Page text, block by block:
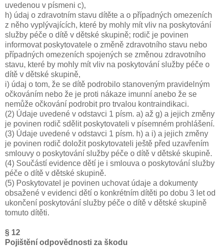
uvedenou v písmeni c),
h) údaj o zdravotním stavu dítěte a o případných omezeních
z něho vyplývajících, které by mohly mít vliv na poskytování
služby péče o dítě v dětské skupině; rodič je povinen
informovat poskytovatele o změně zdravotního stavu nebo
případných omezeních spojených se změnou zdravotního
stavu, které by mohly mít vliv na poskytování služby péče o
dítě v dětské skupině,
i) údaj o tom, že se dítě podrobilo stanoveným pravidelným
očkováním nebo že je proti nákaze imunní anebo že se
nemůže očkování podrobit pro trvalou kontraindikaci.
(2) Údaje uvedené v odstavci 1 písm. a) až g) a jejich změny
je povinen rodič sdělit poskytovateli v písemném prohlášení.
(3) Údaje uvedené v odstavci 1 písm. h) a i) a jejich změny
je povinen rodič doložit poskytovateli ještě před uzavřením
smlouvy o poskytování služby péče o dítě v dětské skupině.
(4) Součástí evidence dětí je i smlouva o poskytování služby
péče o dítě v dětské skupině.
(5) Poskytovatel je povinen uchovat údaje a dokumenty
obsažené v evidenci dětí o konkrétním dítěti po dobu 3 let od
ukončení poskytování služby péče o dítě v dětské skupině
tomuto dítěti.
§ 12
Pojištění odpovědnosti za škodu